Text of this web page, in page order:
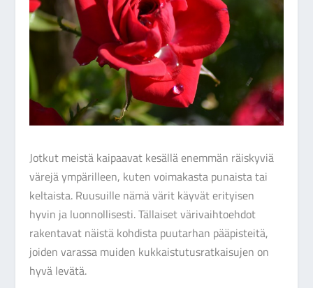
Jotkut meistä kaipaavat kesällä enemmän räiskyviä
värejä ympärilleen, kuten voimakasta punaista tai
keltaista. Ruusuille nämä värit käyvät erityisen
hyvin ja luonnollisesti. Tällaiset värivaihtoehdot
rakentavat näistä kohdista puutarhan pääpisteitä,
joiden varassa muiden kukkaistutusratkaisujen on
hyvä levätä.